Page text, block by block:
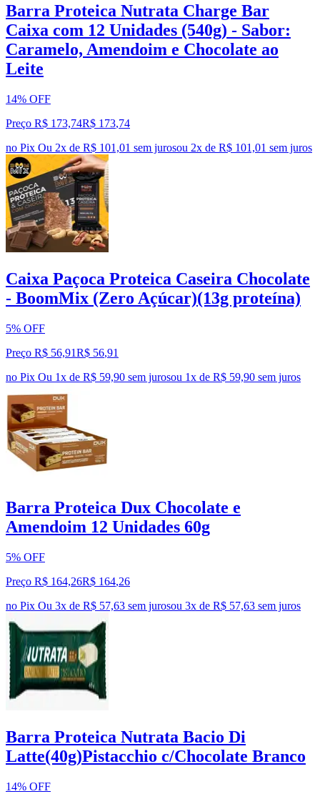
Barra Proteica Nutrata Charge Bar
Caixa com 12 Unidades (540g) - Sabor:
Caramelo, Amendoim e Chocolate ao
Leite
14% OFF
Preço R$ 173,74R$ 173,74
no Pix Ou 2x de R$ 101,01 sem jurosou 2x de R$ 101,01 sem juros
Caixa Paçoca Proteica Caseira Chocolate
- BoomMix (Zero Açúcar)(13g proteína)
5% OFF
Preço R$ 56,91R$ 56,91
no Pix Ou 1x de R$ 59,90 sem jurosou 1x de R$ 59,90 sem juros
Barra Proteica Dux Chocolate e
Amendoim 12 Unidades 60g
5% OFF
Preço R$ 164,26R$ 164,26
no Pix Ou 3x de R$ 57,63 sem jurosou 3x de R$ 57,63 sem juros
Barra Proteica Nutrata Bacio Di
Latte(40g)Pistacchio c/Chocolate Branco
14% OFF